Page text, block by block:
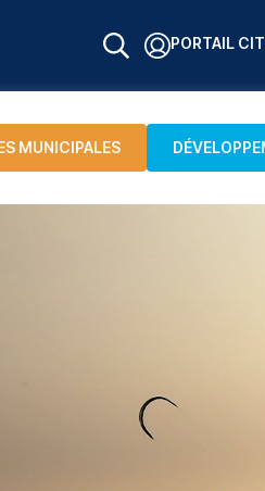
PORTAIL
MUNICIPALES